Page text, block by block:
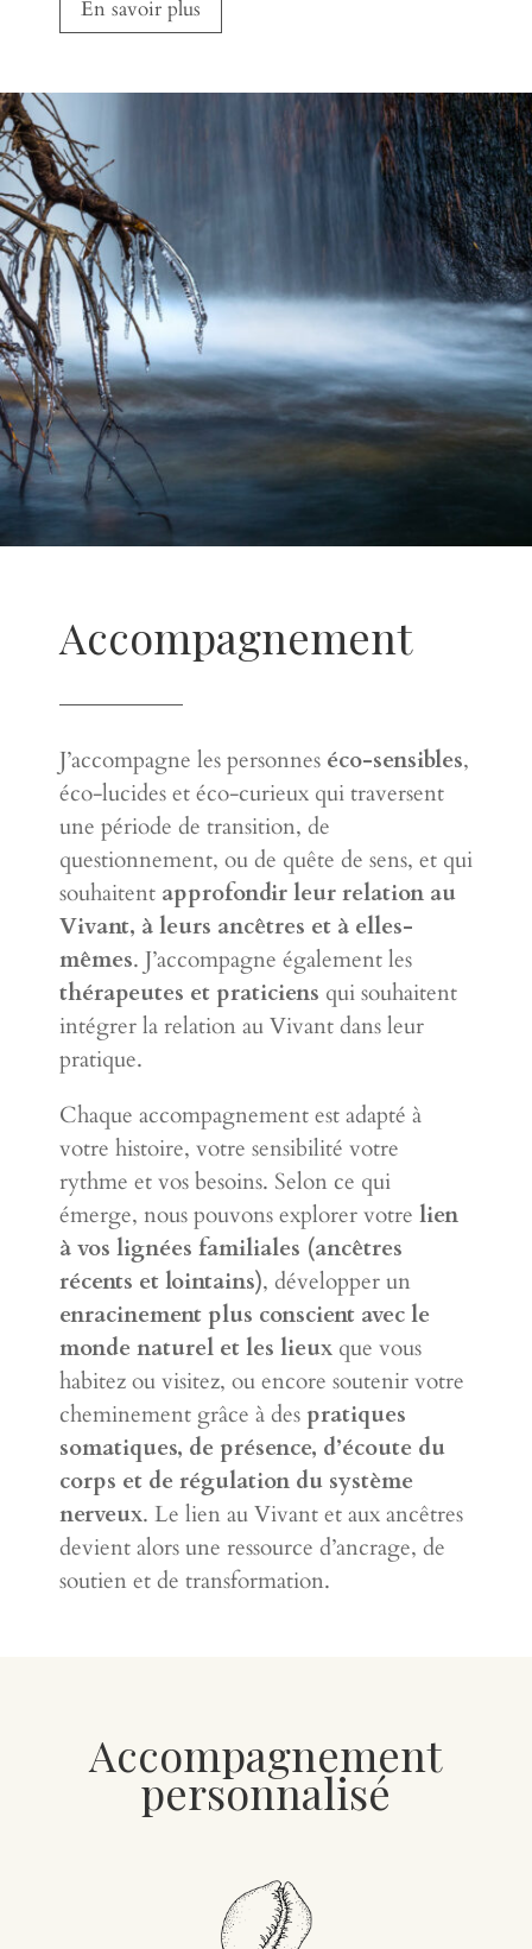
En savoir plus
Accompagnement
J’accompagne les personnes éco-sensibles,
éco-lucides et éco-curieux qui traversent
une période de transition, de
questionnement, ou de quête de sens, et qui
souhaitent approfondir leur relation au
Vivant, à leurs ancêtres et à elles-
mêmes. J’accompagne également les
thérapeutes et praticiens qui souhaitent
intégrer la relation au Vivant dans leur
pratique.
Chaque accompagnement est adapté à
votre histoire, votre sensibilité votre
rythme et vos besoins. Selon ce qui
émerge, nous pouvons explorer votre lien
à vos lignées familiales (ancêtres
récents et lointains), développer un
enracinement plus conscient avec le
monde naturel et les lieux que vous
habitez ou visitez, ou encore soutenir votre
cheminement grâce à des pratiques
somatiques, de présence, d’écoute du
corps et de régulation du système
nerveux. Le lien au Vivant et aux ancêtres
devient alors une ressource d’ancrage, de
soutien et de transformation.
Accompagnement
personnalisé